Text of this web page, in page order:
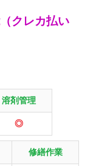
クレカ払い
溶剤管理
◎
修繕作業